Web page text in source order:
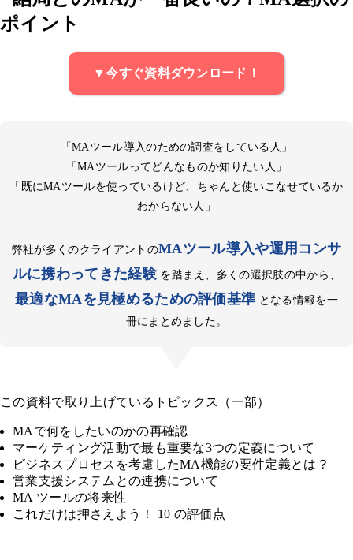
▼今すぐ資料ダウンロード！
「MAツール導入のための調査をしている人」
「MAツールってどんなものか知りたい人」
「既にMAツールを使っているけど、ちゃんと使いこなせているか
わからない人」
弊社が多くのクライアントのMAツール導入や運用コンサ
ルに携わってきた経験を踏まえ、多くの選択肢の中から、
最適なMAを見極めるための評価基準 となる情報を一
冊にまとめました。
この資料で取り上げているトピックス （一部）
MAで何をしたいのかの再確認
マーケティング活動で最も重要な3つの定義について
ビジネスプロセスを考慮したMA機能の要件定義とは？
営業支援システムとの連携について
MA ツールの将来性
これだけは押さえよう！ 10 の評価点